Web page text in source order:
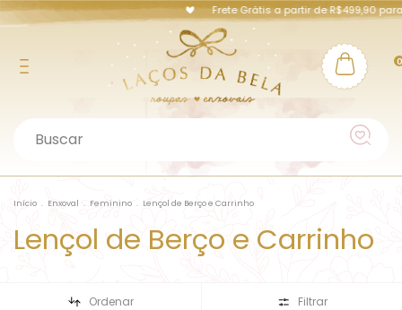
Frete Grátis a partir de R$499,90 para
Início . Enxoval . Feminino . Lençol de Berço e Carrinho
Lençol de Berço e Carrinho
Ordenar Filtrar